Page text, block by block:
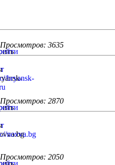
Просмотров: 3635
Просмотров: 2870
Просмотров: 2050